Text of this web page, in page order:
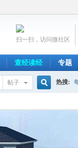
扫一扫，访问微社区
查经读经 专题
帖子
索
热搜: